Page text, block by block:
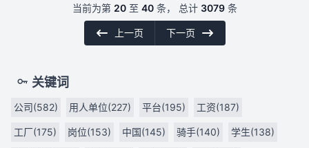
当前为第 20至 40条， 总计 3079条
上一页 下一页
关键词
公司(582) 用人单位(227) 平台(195) 工资(187)
工厂(175) 岗位(153) 中国(145) 骑手(140) 学生(138)